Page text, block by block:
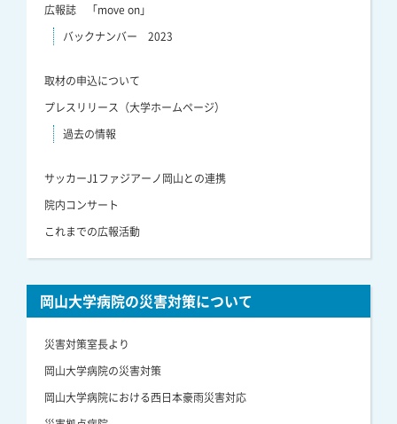
広報誌 「move on」
バックナンバー 2023
取材の申込について
プレスリリース（大学ホームページ）
過去の情報
サッカーJ1ファジアーノ岡山との連携
院内コンサート
これまでの広報活動
岡山大学病院の災害対策について
災害対策室長より
岡山大学病院の災害対策
岡山大学病院における西日本豪雨災害対応